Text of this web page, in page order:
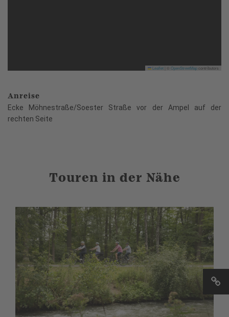
Leaflet OpenStreetMapcontributors
Anreise
Ecke Möhnestraße/Soester Straße vor der Ampel auf der
rechten Seite
Touren in der Nähe